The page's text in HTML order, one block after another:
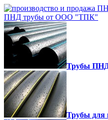
ПНД трубы от ООО "ТПК"
Трубы ПНД
Трубы для